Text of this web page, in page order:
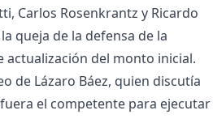
Carlos Rosenkrantz y Ricardo
queja de la defensa de la
actualización del monto inicial.
de Lázaro Báez, quien discutía
el competente para ejecutar